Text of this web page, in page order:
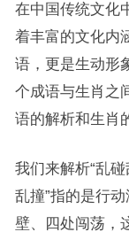
在中国传统文化
着丰富的文化内
语，更是生动形
个成语与生肖之
语的解析和生肖
我们来解析“乱
乱撞”指的是行
壁、四处闯荡，